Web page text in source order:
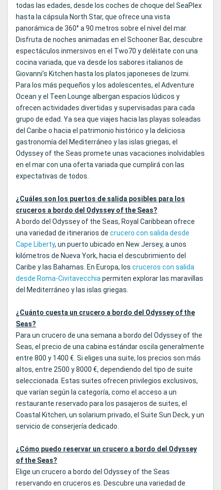
todas las edades, desde los coches de choque del SeaPlex
hasta la cápsula North Star, que ofrece una vista
panorámica de 360° a 90 metros sobre el nivel del mar.
Disfruta de noches animadas en el Schooner Bar, descubre
espectáculos inmersivos en el Two70 y deléitate con una
cocina variada, que va desde los sabores italianos de
Giovanni’s Kitchen hasta los platos japoneses de Izumi.
Para los más pequeños y los adolescentes, el Adventure
Ocean y el Teen Lounge albergan espacios lúdicos y
ofrecen actividades divertidas y supervisadas para cada
grupo de edad. Ya sea que viajes hacia las playas soleadas
del Caribe o hacia el patrimonio histórico y la deliciosa
gastronomía del Mediterráneo y las islas griegas, el
Odyssey of the Seas promete unas vacaciones inolvidables
en el mar con una oferta variada que cumplirá con las
expectativas de todos.
¿Cuáles son los puertos de salida posibles para los
cruceros a bordo del Odyssey of the Seas?
A bordo del Odyssey of the Seas, Royal Caribbean ofrece
una variedad de itinerarios de crucero con salida desde
Cape Liberty, un puerto ubicado en New Jersey, a unos
kilómetros de Nueva York, hacia el descubrimiento del
Caribe y las Bahamas. En Europa, los cruceros con salida
desde Roma-Civitavecchiapermiten explorar las maravillas
del Mediterráneo y las islas griegas.
¿Cuánto cuesta un crucero a bordo del Odyssey of the
Seas?
Para un crucero de una semana a bordo del Odyssey of the
Seas, el precio de una cabina estándar oscila generalmente
entre 800 y 1400 €. Si eliges una suite, los precios son más
altos, entre 2500 y 8000 €, dependiendo del tipo de suite
seleccionada. Estas suites ofrecen privilegios exclusivos,
que varían según la categoría, como el acceso a un
restaurante reservado para los pasajeros de suites, el
Coastal Kitchen, un solarium privado, el Suite Sun Deck, y un
servicio de conserjería dedicado.
¿Cómo puedo reservar un crucero a bordo del Odyssey
of the Seas?
Elige un crucero a bordo del Odyssey of the Seas
reservando en cruceros.es. Descubre una variedad de